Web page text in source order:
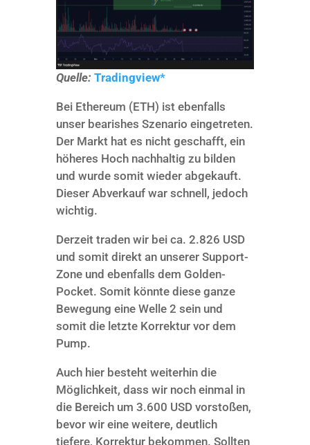
Quelle: Tradingview*
Bei Ethereum (ETH) ist ebenfalls
unser bearishes Szenario eingetreten.
Der Markt hat es nicht geschafft, ein
höheres Hoch nachhaltig zu bilden
und wurde somit wieder abgekauft.
Dieser Abverkauf war schnell, jedoch
wichtig.
Derzeit traden wir bei ca. 2.826 USD
und somit direkt an unserer Support-
Zone und ebenfalls dem Golden-
Pocket. Somit könnte diese ganze
Bewegung eine Welle 2 sein und
somit die letzte Korrektur vor dem
Pump.
Auch hier besteht weiterhin die
Möglichkeit, dass wir noch einmal in
die Bereich um 3.600 USD vorstoßen,
bevor wir eine weitere, deutlich
tiefere, Korrektur bekommen. Sollten